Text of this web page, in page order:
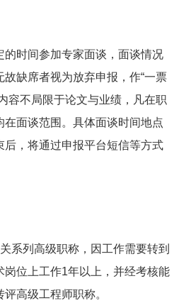
时间参加专家面谈，面谈情况
缺席者视为放弃申报，作“一票
容不局限于论文与业绩，凡在职
在面谈范围。具体面谈时间地点
后，将通过申报平台短信等方式
列高级职称，因工作需要转到
岗位上工作1年以上，并经考核能
高级工程师职称。